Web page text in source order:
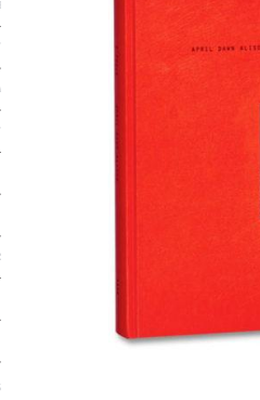
GUERRE